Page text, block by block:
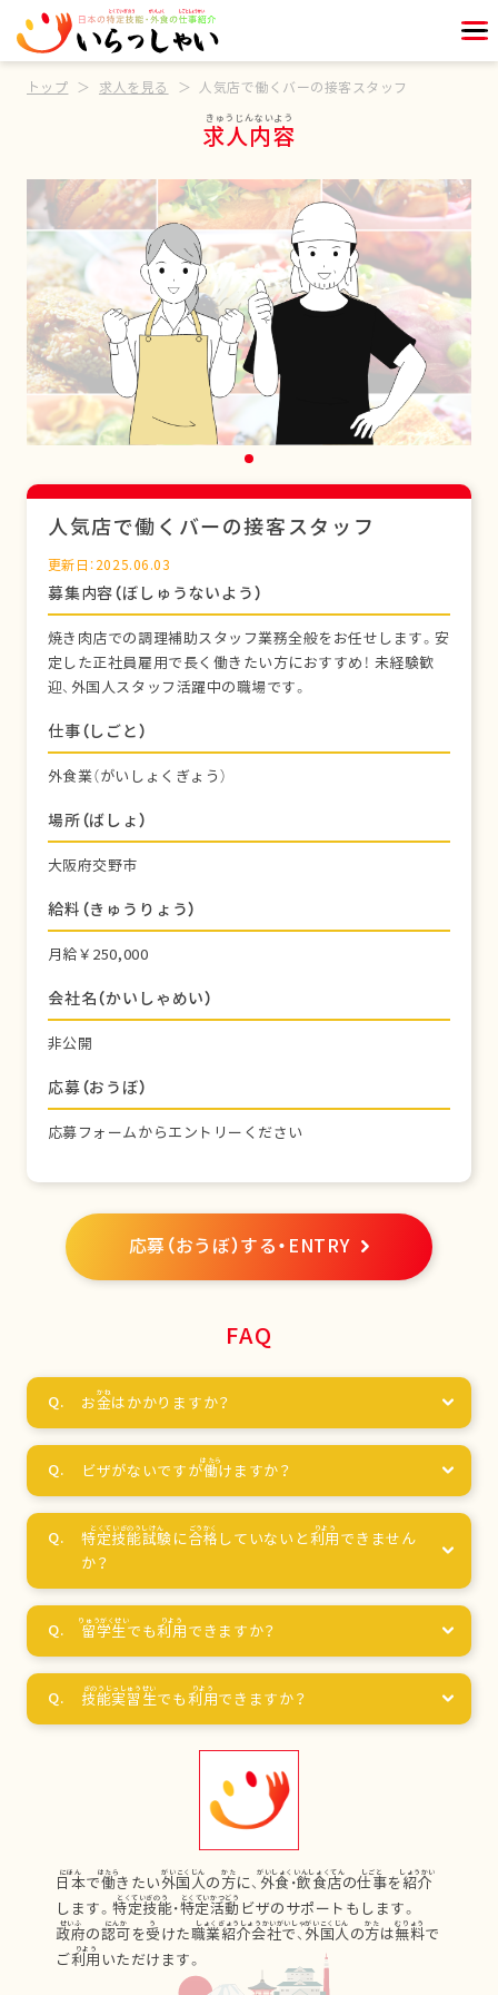
トップ 求人を見る 人気店で働くバーの接客スタッフ
求人内容
人気店で働くバーの接客スタッフ
更新日：2025.06.03
募集内容（ぼしゅうないよう）
焼き肉店での調理補助スタッフ業務全般をお任せします。安
定した正社員雇用で長く働きたい方におすすめ！ 未経験歓
迎、外国人スタッフ活躍中の職場です。
仕事（しごと）
外食業（がいしょくぎょう）
場所（ばしょ）
大阪府交野市
給料（きゅうりょう）
月給￥250,000
会社名（かいしゃめい）
非公開
応募（おうぼ）
応募フォームからエントリーください
応募（おうぼ）する・ENTRY
FAQ
お金はかかりますか？
ビザがないですが働けますか？
特定技能試験に合格 していないと利用 できません
か？
留学生でも利用 できますか？
技能実習生でも利用できますか？
日本で働きたい外国人の方に、 外食 ・飲食店の仕事を紹介
します。特定技能・特定活動 ビザのサポートもします。
政府の認可を受けた職業紹介会社で、 外国人の方は無料で
ご利用 いただけます。